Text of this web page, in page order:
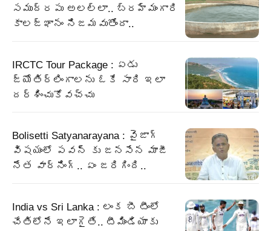
సముద్రపు అలల్లా.. బ్రహ్మంగారి
కాలజ్ఞానం నిజమవుతోందా..
IRCTC Tour Package : ఏడు
జ్యోతిర్లింగాలను ఓకే సారి ఇలా
దర్శించుకోవచ్చు
Bolisetti Satyanarayana : వైజాగ్
విషయంలో పవన్ కు జనసేన మాజీ
నేత వార్నింగ్.. ఏం జరిగింది..
India vs Sri Lanka : లంక బీ టీంలో
చేతిలోనే ఇలాగైతే.. టీమిండియాకు